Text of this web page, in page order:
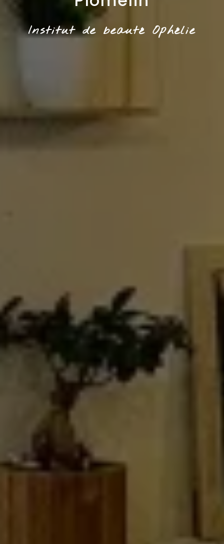
Institut de beauté Ophélie